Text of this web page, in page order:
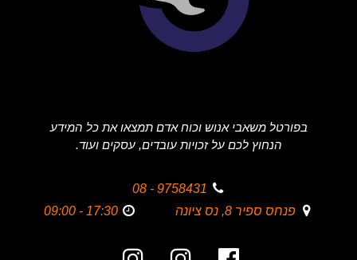
בפורטל משאבי אנוש וכוח אדם תמצאו את כל המידע
הנחוץ לכם על זכויות עובדים, עסקים ועוד.
9758431 - 08
פנחס ספיר 8, נס ציונה
17:30 - 09:00